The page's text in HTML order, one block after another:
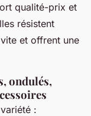
qualité-prix et
résistent
et offrent une
ondulés,
: